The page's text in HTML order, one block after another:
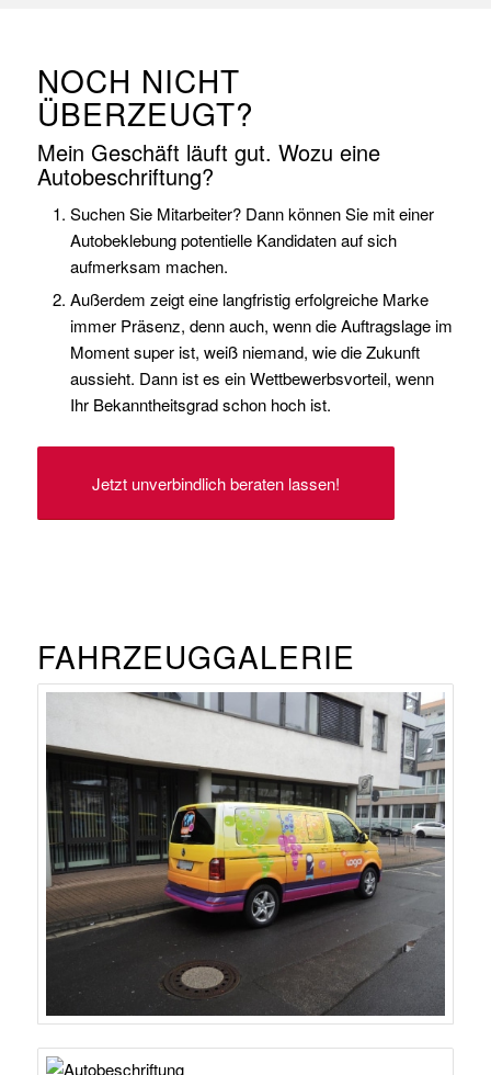
NOCH NICHT
ÜBERZEUGT?
Mein Geschäft läuft gut. Wozu eine
Autobeschriftung?
Suchen Sie Mitarbeiter? Dann können Sie mit einer
Autobeklebung potentielle Kandidaten auf sich
aufmerksam machen.
Außerdem zeigt eine langfristig erfolgreiche Marke
immer Präsenz, denn auch, wenn die Auftragslage im
Moment super ist, weiß niemand, wie die Zukunft
aussieht. Dann ist es ein Wettbewerbsvorteil, wenn
Ihr Bekanntheitsgrad schon hoch ist.
Jetzt unverbindlich beraten lassen!
FAHRZEUGGALERIE